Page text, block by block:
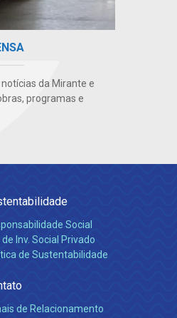
da Mirante e
programas e
Social
de Inv. Social Privado
de Sustentabilidade
de Relacionamento